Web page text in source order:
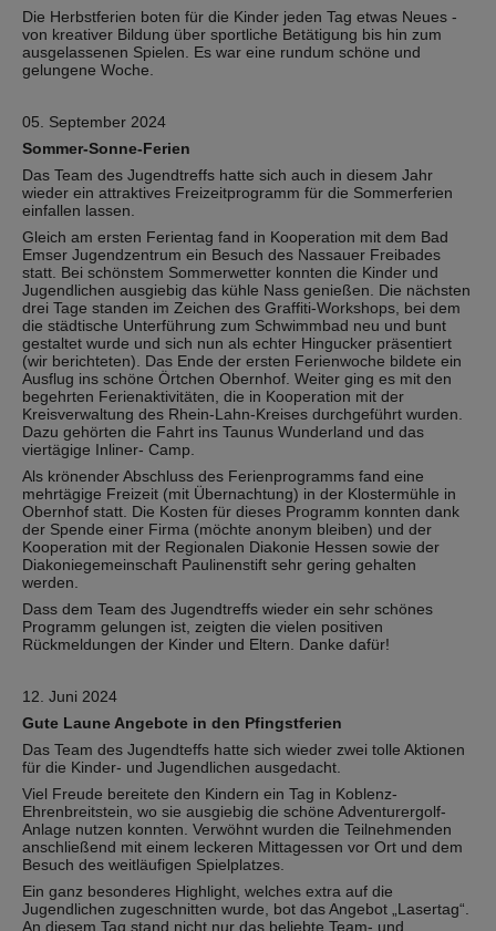
Die Herbstferien boten für die Kinder jeden Tag etwas Neues -
von kreativer Bildung über sportliche Betätigung bis hin zum
ausgelassenen Spielen. Es war eine rundum schöne und
gelungene Woche.
05. September 2024
Sommer-Sonne-Ferien
Das Team des Jugendtreffs hatte sich auch in diesem Jahr
wieder ein attraktives Freizeitprogramm für die Sommerferien
einfallen lassen.
Gleich am ersten Ferientag fand in Kooperation mit dem Bad
Emser Jugendzentrum ein Besuch des Nassauer Freibades
statt. Bei schönstem Sommerwetter konnten die Kinder und
Jugendlichen ausgiebig das kühle Nass genießen. Die nächsten
drei Tage standen im Zeichen des Graffiti-Workshops, bei dem
die städtische Unterführung zum Schwimmbad neu und bunt
gestaltet wurde und sich nun als echter Hingucker präsentiert
(wir berichteten). Das Ende der ersten Ferienwoche bildete ein
Ausflug ins schöne Örtchen Obernhof. Weiter ging es mit den
begehrten Ferienaktivitäten, die in Kooperation mit der
Kreisverwaltung des Rhein-Lahn-Kreises durchgeführt wurden.
Dazu gehörten die Fahrt ins Taunus Wunderland und das
viertägige Inliner- Camp.
Als krönender Abschluss des Ferienprogramms fand eine
mehrtägige Freizeit (mit Übernachtung) in der Klostermühle in
Obernhof statt. Die Kosten für dieses Programm konnten dank
der Spende einer Firma (möchte anonym bleiben) und der
Kooperation mit der Regionalen Diakonie Hessen sowie der
Diakoniegemeinschaft Paulinenstift sehr gering gehalten
werden.
Dass dem Team des Jugendtreffs wieder ein sehr schönes
Programm gelungen ist, zeigten die vielen positiven
Rückmeldungen der Kinder und Eltern. Danke dafür!
12. Juni 2024
Gute Laune Angebote in den Pfingstferien
Das Team des Jugendteffs hatte sich wieder zwei tolle Aktionen
für die Kinder- und Jugendlichen ausgedacht.
Viel Freude bereitete den Kindern ein Tag in Koblenz-
Ehrenbreitstein, wo sie ausgiebig die schöne Adventurergolf-
Anlage nutzen konnten. Verwöhnt wurden die Teilnehmenden
anschließend mit einem leckeren Mittagessen vor Ort und dem
Besuch des weitläufigen Spielplatzes.
Ein ganz besonderes Highlight, welches extra auf die
Jugendlichen zugeschnitten wurde, bot das Angebot „Lasertag“.
An diesem Tag stand nicht nur das beliebte Team- und